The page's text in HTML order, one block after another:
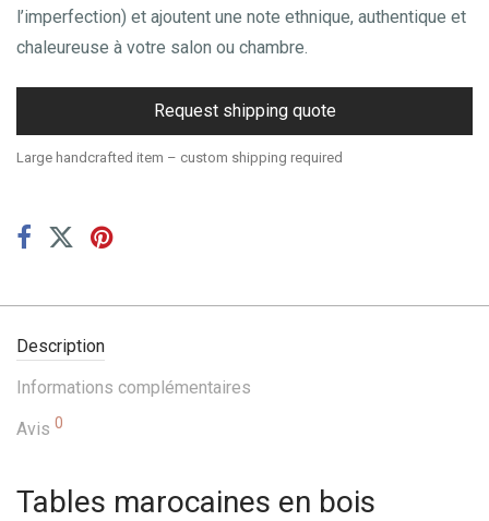
l’imperfection) et ajoutent une note ethnique, authentique et
chaleureuse à votre salon ou chambre.
Request shipping quote
Large handcrafted item – custom shipping required
Description
Informations complémentaires
Avis 0
Tables marocaines en bois